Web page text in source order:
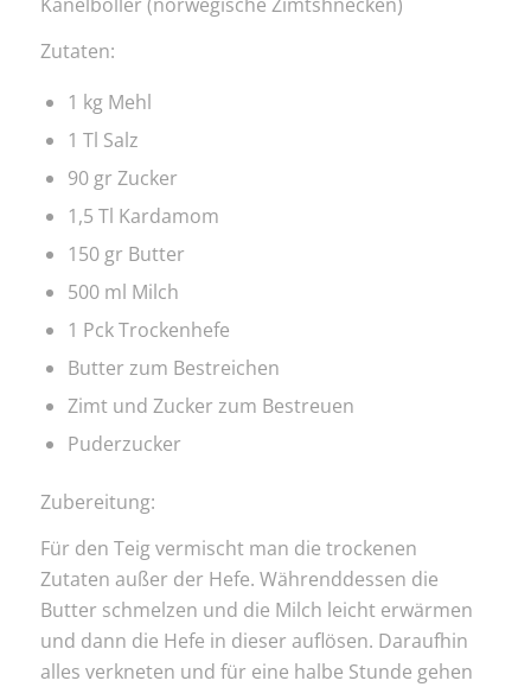
Zutaten:
1 kg Mehl
1 Tl Salz
90 gr Zucker
1,5 Tl Kardamom
150 gr Butter
500 ml Milch
1 Pck Trockenhefe
Butter zum Bestreichen
Zimt und Zucker zum Bestreuen
Puderzucker
Zubereitung:
Für den Teig vermischt man die trockenen
Zutaten außer der Hefe. Währenddessen die
Butter schmelzen und die Milch leicht erwärmen
und dann die Hefe in dieser auflösen. Daraufhin
alles verkneten und für eine halbe Stunde gehen